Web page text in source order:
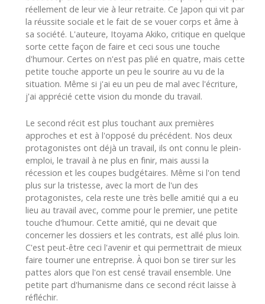
réellement de leur vie à leur retraite. Ce Japon qui vit par
la réussite sociale et le fait de se vouer corps et âme à
sa société. L'auteure, Itoyama Akiko, critique en quelque
sorte cette façon de faire et ceci sous une touche
d'humour. Certes on n'est pas plié en quatre, mais cette
petite touche apporte un peu le sourire au vu de la
situation. Même si j'ai eu un peu de mal avec l'écriture,
j'ai apprécié cette vision du monde du travail.
Le second récit est plus touchant aux premières
approches et est à l'opposé du précédent. Nos deux
protagonistes ont déjà un travail, ils ont connu le plein-
emploi, le travail à ne plus en finir, mais aussi la
récession et les coupes budgétaires. Même si l'on tend
plus sur la tristesse, avec la mort de l'un des
protagonistes, cela reste une très belle amitié qui a eu
lieu au travail avec, comme pour le premier, une petite
touche d'humour. Cette amitié, qui ne devait que
concerner les dossiers et les contrats, est allé plus loin.
C'est peut-être ceci l'avenir et qui permettrait de mieux
faire tourner une entreprise. À quoi bon se tirer sur les
pattes alors que l'on est censé travail ensemble. Une
petite part d'humanisme dans ce second récit laisse à
réfléchir.